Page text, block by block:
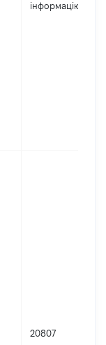
інформацію]
20807